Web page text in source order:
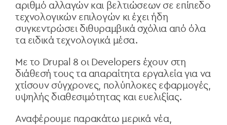
αριθμό αλλαγών και βελτιώσεων σε επίπεδο
τεχνολογικών επιλογών κι έχει ήδη
συγκεντρώσει διθυραμβικά σχόλια από όλα
τα ειδικά τεχνολογικά μέσα.
Με το Drupal 8 oι Developers έχουν στη
διάθεσή τους τα απαραίτητα εργαλεία για να
χτίσουν σύγχρονες, πολύπλοκες εφαρμογές,
υψηλής διαθεσιμότητας και ευελιξίας.
Αναφέρουμε παρακάτω μερικά νέα,